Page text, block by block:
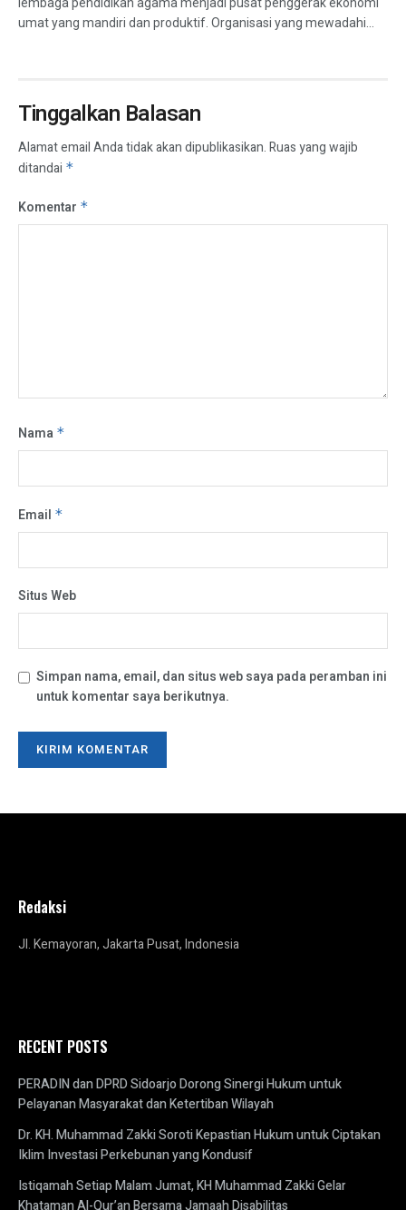
umat yang mandiri dan produktif. Organisasi yang mewadahi...
Tinggalkan Balasan
Alamat email Anda tidak akan dipublikasikan.Ruas yang wajib
ditandai *
Komentar *
Nama *
Email *
Situs Web
Simpan nama, email, dan situs web saya pada peramban ini
untuk komentar saya berikutnya.
Redaksi
Jl. Kemayoran, Jakarta Pusat, Indonesia
RECENT POSTS
PERADIN dan DPRD Sidoarjo Dorong Sinergi Hukum untuk
Pelayanan Masyarakat dan Ketertiban Wilayah
Dr. KH. Muhammad Zakki Soroti Kepastian Hukum untuk Ciptakan
Iklim Investasi Perkebunan yang Kondusif
Istiqamah Setiap Malam Jumat, KH Muhammad Zakki Gelar
Khataman Al-Qur’an Bersama Jamaah Disabilitas